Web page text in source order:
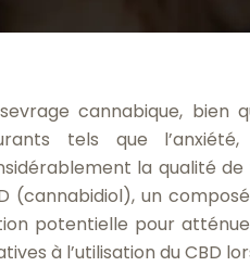
cannabique, bien
tels que
la qualité
(cannabidiol), un
potentielle pour
à l’utilisation du CBD